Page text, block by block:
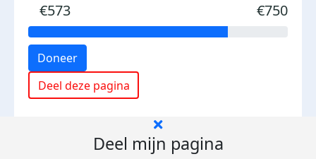
€573 €750
Doneer
Deel deze pagina
Deel mijn pagina